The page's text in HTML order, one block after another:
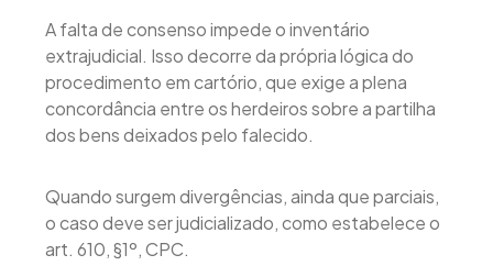
A falta de consenso impede o inventário
extrajudicial. Isso decorre da própria lógica do
procedimento em cartório, que exige a plena
concordância entre os herdeiros sobre a partilha
dos bens deixados pelo falecido.
Quando surgem divergências, ainda que parciais,
o caso deve ser judicializado, como estabelece o
art. 610, §1º, CPC.